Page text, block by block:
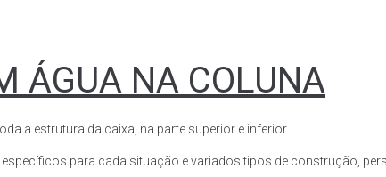
ÁGUA NA COLUNA
a estrutura da caixa, na parte superior e inferior.
para cada situação e variados tipos de construção,